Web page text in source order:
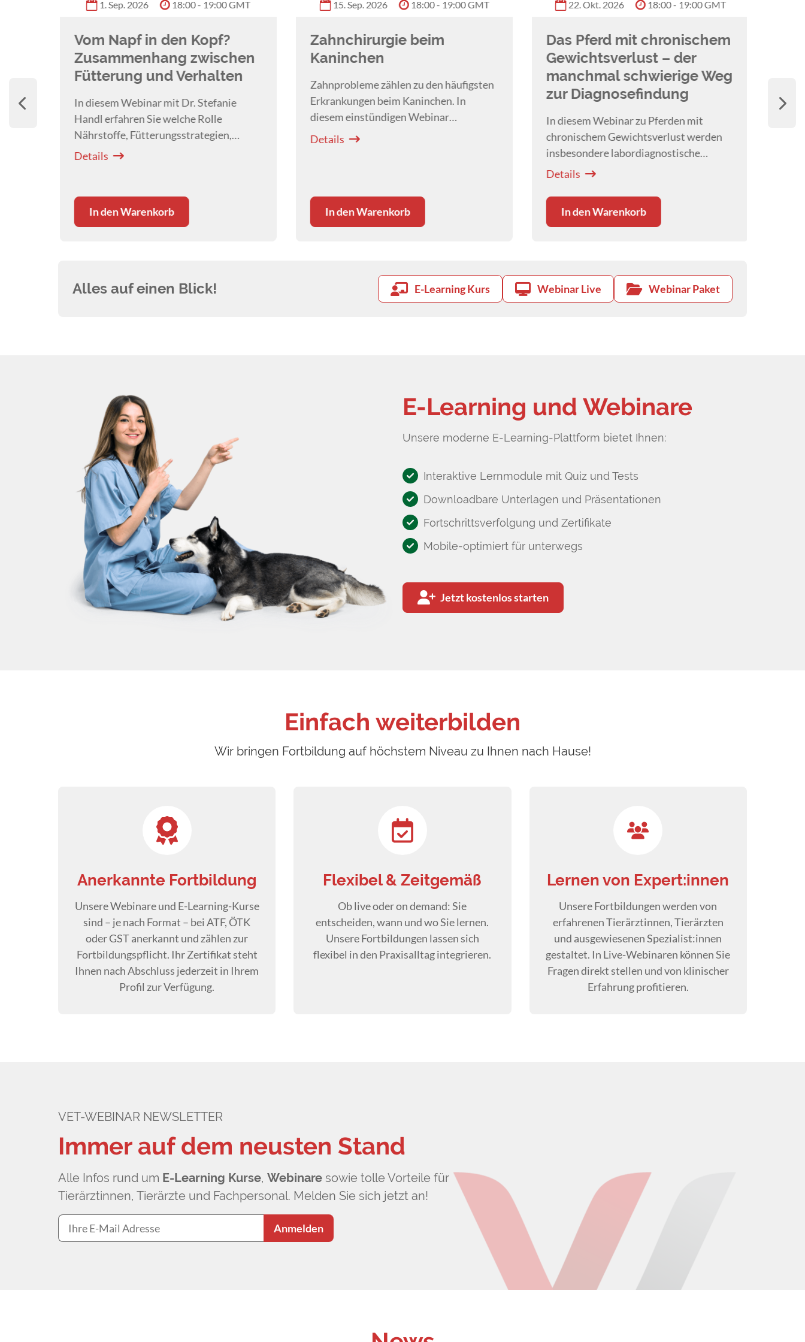
1. Sep. 2026 18:00 - 19:00 GMT
Vom Napf in den Kopf?
Zusammenhang zwischen
Fütterung und Verhalten
In diesem Webinar mit Dr. Stefanie
Handl erfahren Sie welche Rolle
Nährstoffe, Fütterungsstrategien,
Supplemente und die Darm-Hirn-Achse
Details
In den Warenkorb
15. Sep. 2026 18:00 - 19:00 GMT
Zahnchirurgie beim
Kaninchen
Zahnprobleme zählen zu den häufigsten
Erkrankungen beim Kaninchen. In
diesem einstündigen Webinar
vermittelt
Details
In den Warenkorb
22. Okt. 2026 18:00 - 19:00 GMT
Das Pferd mit chronischem
Gewichtsverlust – der
manchmal schwierige Weg
zur Diagnosefindung
In diesem Webinar zu Pferden mit
chronischem Gewichtsverlust werden
insbesondere labordiagnostische
Möglichkeiten von
Details
In den Warenkorb
Alles auf einen Blick! E-Learning Kurs Webinar Live Webinar Paket
E-Learning und Webinare
Unsere moderne E-Learning-Plattform bietet Ihnen:
Interaktive Lernmodule mit Quiz und Tests
Downloadbare Unterlagen und Präsentationen
Fortschrittsverfolgung und Zertifikate
Mobile-optimiert für unterwegs
Jetzt kostenlos starten
Einfach weiterbilden
Wir bringen Fortbildung auf höchstem Niveau zu Ihnen nach Hause!
Anerkannte Fortbildung
Unsere Webinare und E-Learning-Kurse
sind – je nach Format – bei ATF, ÖTK
oder GST anerkannt und zählen zur
Fortbildungspflicht. Ihr Zertifikat steht
Ihnen nach Abschluss jederzeit in Ihrem
Profil zur Verfügung.
Flexibel & Zeitgemäß
Ob live oder on demand: Sie
entscheiden, wann und wo Sie lernen.
Unsere Fortbildungen lassen sich
flexibel in den Praxisalltag integrieren.
Lernen von Expert:innen
Unsere Fortbildungen werden von
erfahrenen Tierärztinnen, Tierärzten
und ausgewiesenen Spezialist:innen
gestaltet. In Live-Webinaren können Sie
Fragen direkt stellen und von klinischer
Erfahrung profitieren.
Immer auf dem neusten Stand
VET-WEBINAR NEWSLETTER
Alle Infos rund um E-Learning Kurse, Webinare sowie tolle Vorteile für
Tierärztinnen, Tierärzte und Fachpersonal. Melden Sie sich jetzt an!
Anmelden